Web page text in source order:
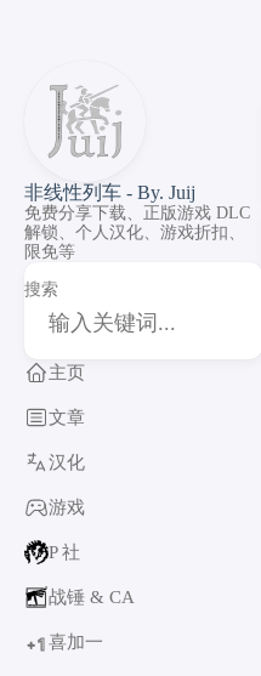
非线性列车 - By. Juij
免费分享下载、正版游戏 DLC
解锁、个人汉化、游戏折扣、
限免等
搜索
主页
文章
汉化
游戏
P 社
战锤 & CA
+1喜加一